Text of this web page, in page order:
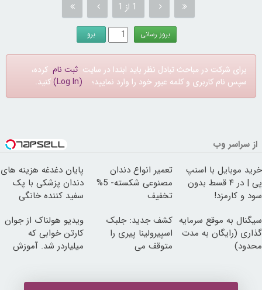
1 از 1
برای شرکت در مباحث تبادل نظر باید ابتدا در سایت ثبت نام کرده،
سپس نام کاربری و کلمه عبور خود را وارد نمایید؛ (Log In) کنید.
از سراسر وب
خرید موبایل با اسنپ
پی | در ۴ قسط بدون
سود و کارمزد!
تعمیر انواع دندان
مصنوعی شکسته- 5%
تخفیف
پایان دغدغه هزینه های
دندان پزشکی با پک
سفید کننده خانگی
سیگنال به موقع سرمایه
گذاری (رایگان به مدت
محدود)
کشف جدید: جلبک
اسپیرولینا پیری را
متوقف می
ویدیو هولناک از جوان
کارتن خوابی که
میلیاردر شد. آموزش